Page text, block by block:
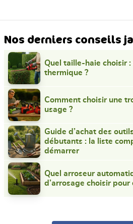
Nos derniers conseils
Quel taille-haie choisir
thermique ?
Comment choisir une
usage ?
Guide d’achat des
débutants : la liste
démarrer
Quel arroseur
d’arrosage choisir pour